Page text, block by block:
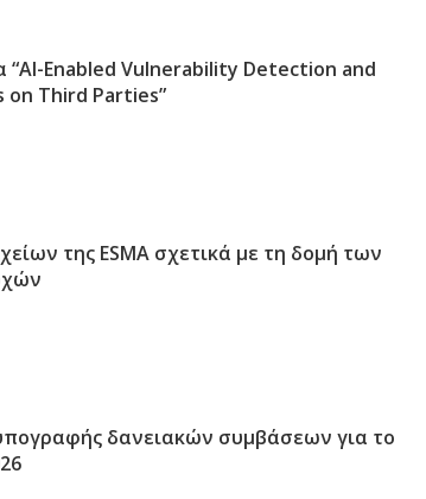
“AI-Enabled Vulnerability Detection and
on Third Parties”
της ESMA σχετικά με τη δομή των
δανειακών συμβάσεων για το